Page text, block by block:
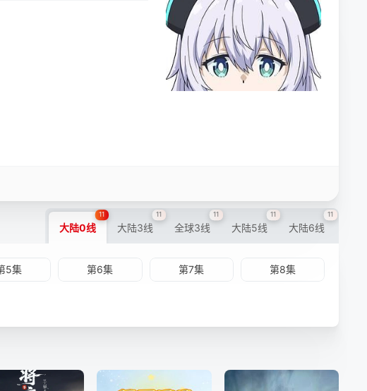
大陆0线
11
大陆3线
11
全球3线
11
大陆5线
11
大陆6线
11
5集 第6集 第7集 第8集